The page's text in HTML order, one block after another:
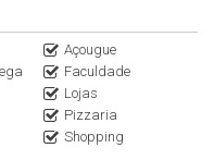
festas
Fi
Açougue
Faculdade
Lojas
Pizzaria
Shopping